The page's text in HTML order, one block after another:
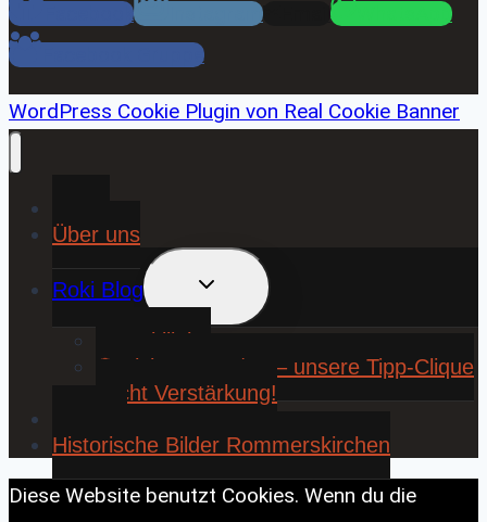
Facebook Instagram
WhatsApp
Facebook Gruppe
WordPress Cookie Plugin von Real Cookie Banner
Über uns
Roki Blog
UNTERMENÜ
UMSCHALTEN
❤️ Rokiliebe
⚽ KickStart 25/26 – unsere Tipp-Clique
sucht Verstärkung!
Historische Bilder Rommerskirchen
Diese Website benutzt Cookies. Wenn du die